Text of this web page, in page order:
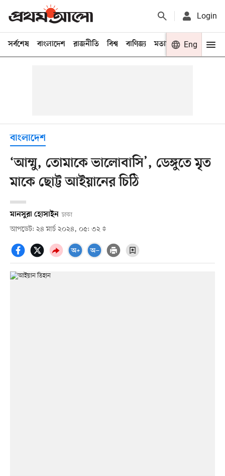
Login
সর্বশেষ বাংলাদেশ রাজনীতি বিশ্ব বাণিজ্য মতামত খেলা
Eng
বাংলাদেশ
‘আম্মু, তোমাকে ভালোবাসি’, ডেঙ্গুতে মৃত
মাকে ছোট্ট আইয়ানের চিঠি
মানসুরা হোসাইন ঢাকা
আপডেট: ২৪ মার্চ ২০২৪, ০৫: ৩২